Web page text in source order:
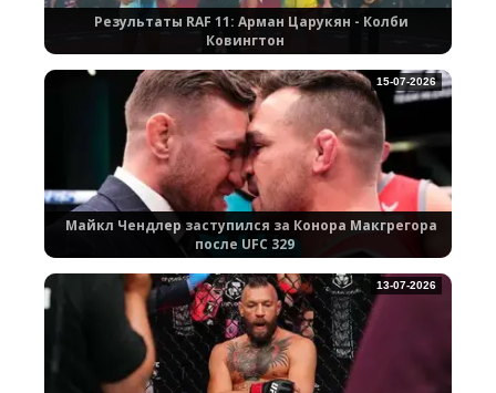
Результаты RAF 11: Арман Царукян - Колби
Ковингтон
Майкл Чендлер заступился за Конора Макгрегора
после UFC 329
15-07-2026
13-07-2026